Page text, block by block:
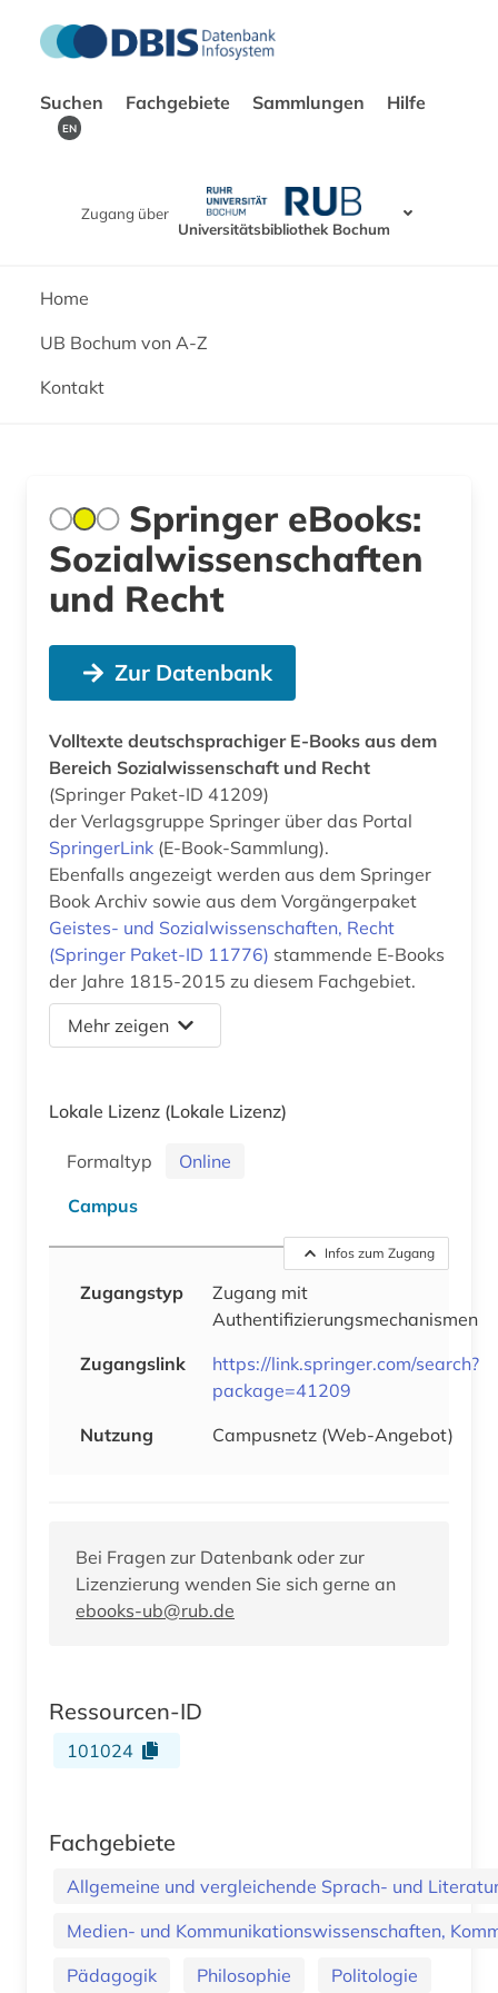
Suchen Fachgebiete Sammlungen Hilfe
EN
Zugang über
Universitätsbibliothek Bochum
Home
UB Bochum von A-Z
Kontakt
Springer eBooks:
Sozialwissenschaften
und Recht
Zur Datenbank
Volltexte deutschsprachiger E-Books aus dem
Bereich Sozialwissenschaft und Recht
(Springer Paket-ID 41209)
der Verlagsgruppe Springer über das Portal
SpringerLink (E-Book-Sammlung).
Ebenfalls angezeigt werden aus dem Springer
Book Archiv sowie aus dem Vorgängerpaket
Geistes- und Sozialwissenschaften, Recht
(Springer Paket-ID 11776) stammende E-Books
der Jahre 1815-2015 zu diesem Fachgebiet.
Mehr zeigen
Lokale Lizenz (Lokale Lizenz)
Formaltyp
Online
Campus
Infos zum Zugang
Zugangstyp
Zugang mit
Authentifizierungsmechanismen
Zugangslink
https://link.springer.com/search?
package=41209
Nutzung
Campusnetz (Web-Angebot)
Bei Fragen zur Datenbank oder zur
Lizenzierung wenden Sie sich gerne an
ebooks-ub@rub.de
Ressourcen-ID
101024
Fachgebiete
Allgemeine und vergleichende Sprach- und
Medien- und Kommunikationswissenschaften,
Pädagogik
Philosophie Politologie